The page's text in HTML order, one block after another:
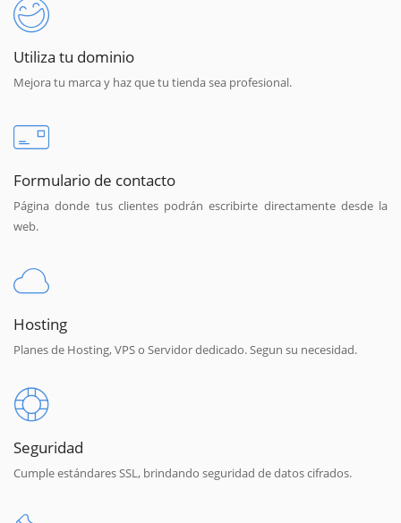
Utiliza tu dominio
Mejora tu marca y haz que tu tienda sea profesional.
Formulario de contacto
Página donde tus clientes podrán escribirte directamente desde la
web.
Hosting
Planes de Hosting, VPS o Servidor dedicado. Segun su necesidad.
Seguridad
Cumple estándares SSL, brindando seguridad de datos cifrados.